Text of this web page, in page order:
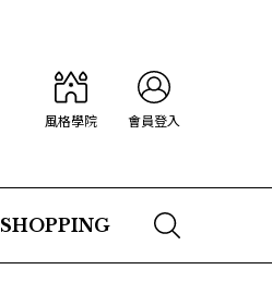
風格學院 會員登入
SHOPPING